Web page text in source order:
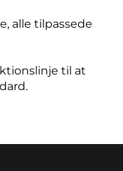
alle tilpassede
til at